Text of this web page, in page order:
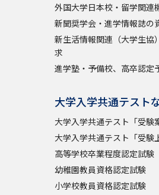
外国大学日本校・留学関連
新聞奨学会・進学情報誌の
新生活情報関連（大学生協
求
進学塾・予備校、高卒認定
大学入学共通テスト
大学入学共通テスト「受験
大学入学共通テスト「受験
高等学校卒業程度認定試験
幼稚園教員資格認定試験
小学校教員資格認定試験